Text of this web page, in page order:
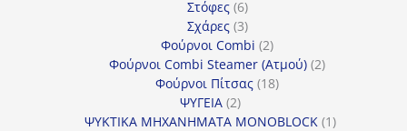
Στόφες 66
προϊόντα
Σχάρες 33
προϊόντα
Φούρνοι Combi 22
προϊόντα
Φούρνοι Combi Steamer (Ατμού) 22
Φούρνοι Πίτσας 1818
ΨΥΓΕΙΑ 22
προϊόντα
ΨΥΚΤΙΚΑ ΜΗΧΑΝΗΜΑΤΑ MONOBLOCK 11